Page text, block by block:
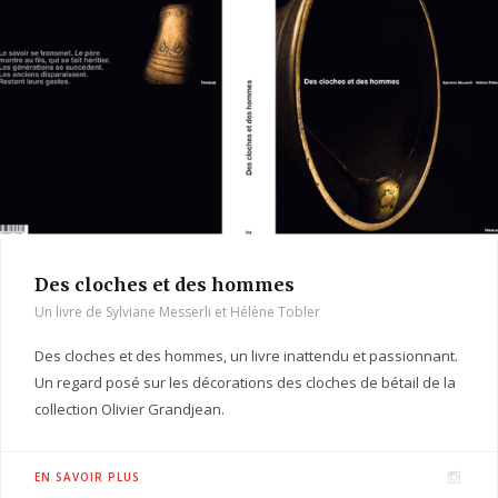
m
Des cloches et des hommes
Un livre de Sylviane Messerli et Hélène Tobler
Des cloches et des hommes, un livre inattendu et passionnant.
Un regard posé sur les décorations des cloches de bétail de la
collection Olivier Grandjean.
EN SAVOIR PLUS
I